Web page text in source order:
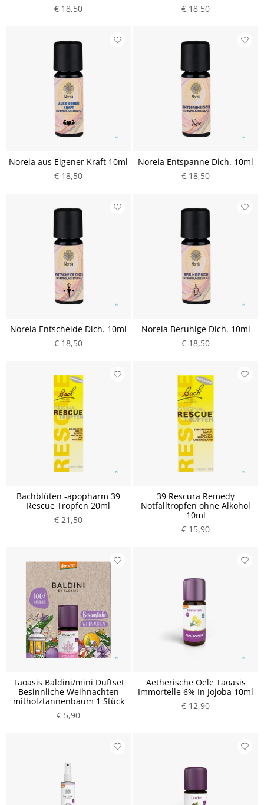
€ 18,50 € 18,50
Noreia aus Eigener Kraft 10ml
€ 18,50
Noreia Entspanne Dich. 10ml
€ 18,50
Noreia Entscheide Dich. 10ml
€ 18,50
Noreia Beruhige Dich. 10ml
€ 18,50
Bachblüten -apopharm 39
Rescue Tropfen 20ml
€ 21,50
39 Rescura Remedy
Notfalltropfen ohne Alkohol
10ml
€ 15,90
Taoasis Baldini/mini Duftset
Besinnliche Weihnachten
mitholztannenbaum 1 Stück
€ 5,90
Aetherische Oele Taoasis
Immortelle 6% In Jojoba 10ml
€ 12,90